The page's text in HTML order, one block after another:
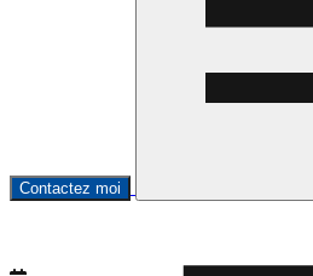
Contactez moi